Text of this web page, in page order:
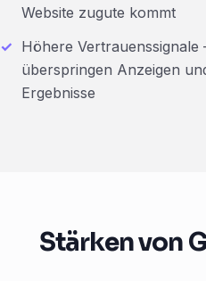
Website zugute kommt
Höhere
überspringen Anzeigen
Ergebnisse
Stärken von